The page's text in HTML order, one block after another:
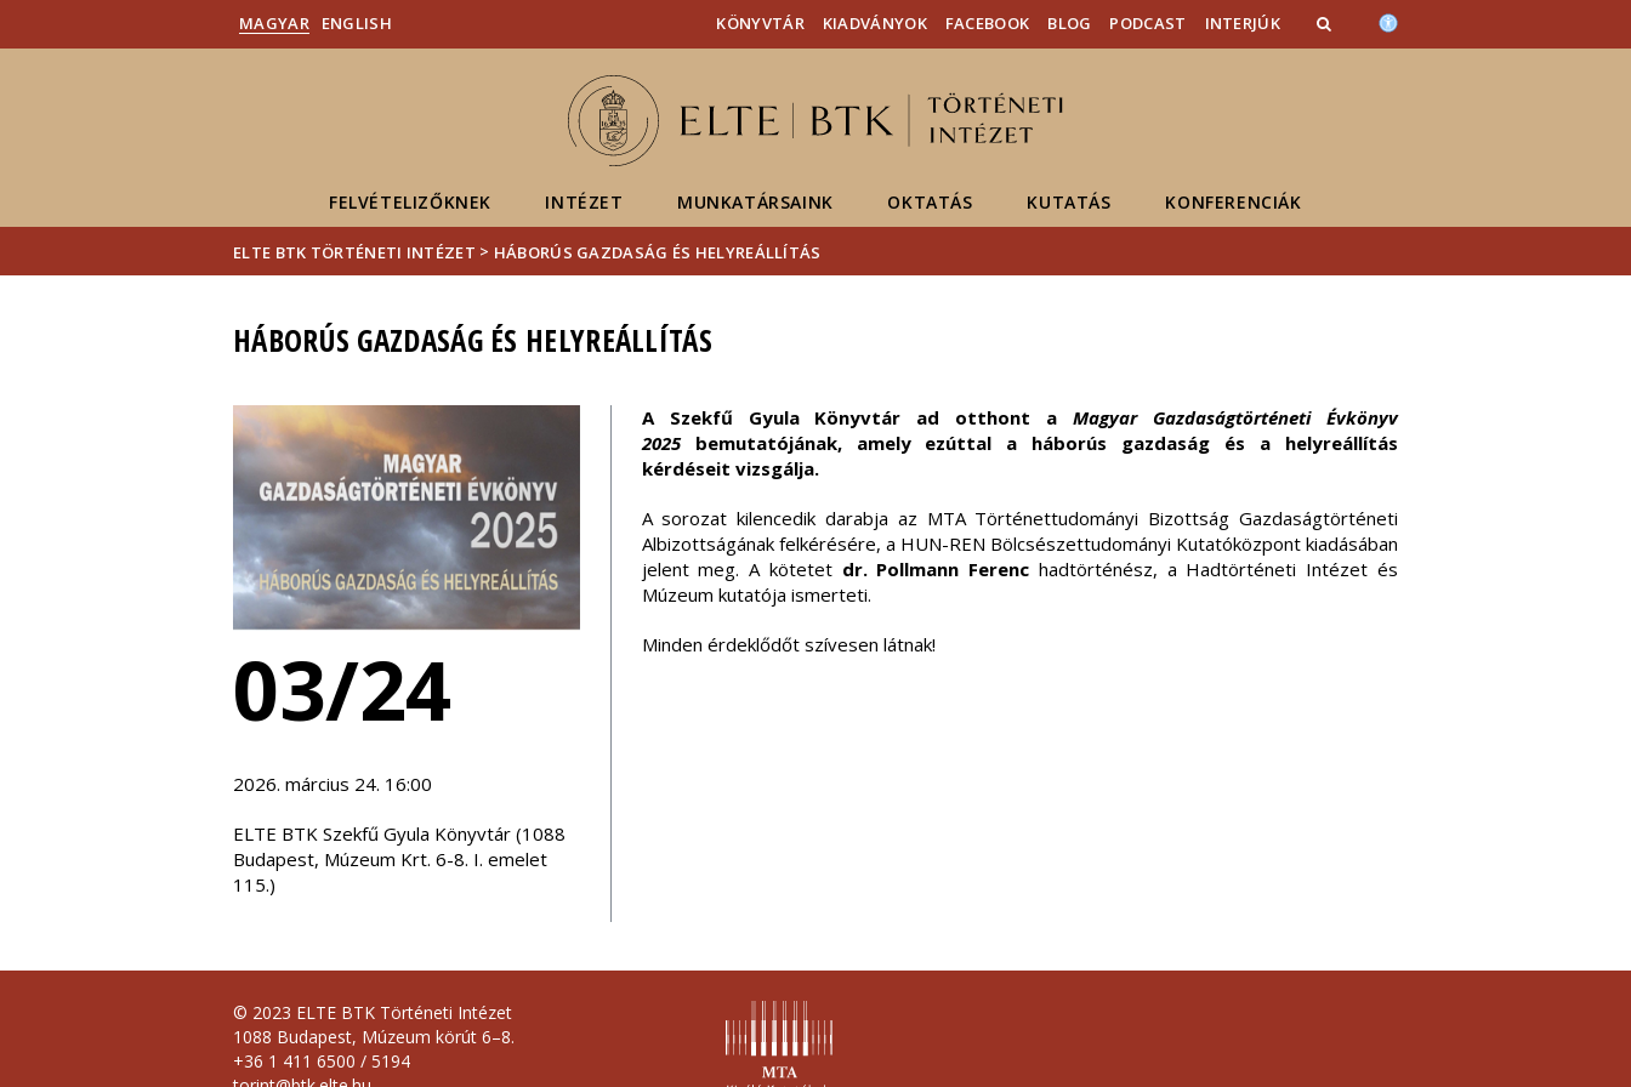
Hírek
Események
ELTE a
MAGYAR ENGLISH KÖNYVTÁR KIADVÁNYOK FACEBOOK BLOG PODCAST INTERJÚK
FELVÉTELIZŐKNEK INTÉZET MUNKATÁRSAINK OKTATÁS KUTATÁS KONFERENCIÁK
ELTE BTK TÖRTÉNETI INTÉZET > HÁBORÚS GAZDASÁG ÉS HELYREÁLLÍTÁS
HÁBORÚS GAZDASÁG ÉS HELYREÁLLÍTÁS
03/24
2026. március 24. 16:00
ELTE BTK Szekfű Gyula Könyvtár (1088
Budapest, Múzeum Krt. 6-8. I. emelet
115.)
A Szekfű Gyula Könyvtár ad otthont aMagyar Gazdaságtörténeti Évkönyv
2025bemutatójának, amely ezúttal a háborús gazdaság és a helyreállítás
kérdéseit vizsgálja.
A sorozat kilencedik darabja az MTA Történettudományi Bizottság Gazdaságtörténeti
Albizottságának felkérésére, a HUN-REN Bölcsészettudományi Kutatóközpont kiadásában
jelent meg. A kötetet dr. Pollmann Ferenc hadtörténész, a Hadtörténeti Intézet és
Múzeum kutatója ismerteti.
Minden érdeklődőt szívesen látnak!
© 2023 ELTE BTK Történeti Intézet
1088 Budapest, Múzeum körút 6–8.
+36 1 411 6500 / 5194